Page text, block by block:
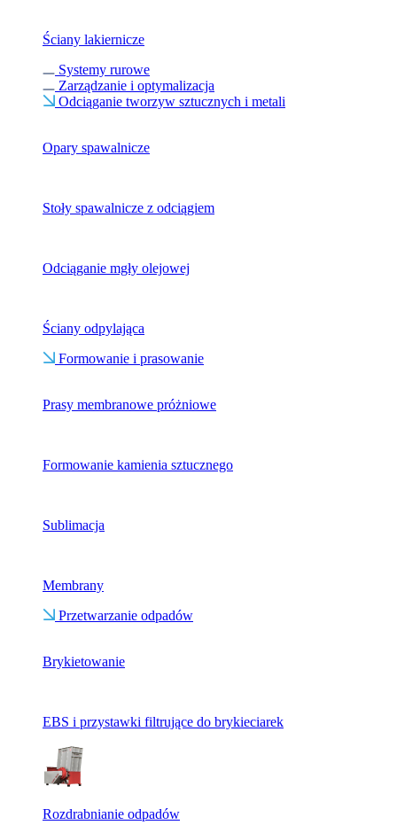
Ściany lakiernicze
Systemy rurowe
Zarządzanie i optymalizacja
Odciąganie tworzyw sztucznych i metali
Opary spawalnicze
Stoły spawalnicze z odciągiem
Odciąganie mgły olejowej
Ściany odpylająca
Formowanie i prasowanie
Prasy membranowe próżniowe
Formowanie kamienia sztucznego
Sublimacja
Membrany
Przetwarzanie odpadów
Brykietowanie
EBS i przystawki filtrujące do brykieciarek
Rozdrabnianie odpadów